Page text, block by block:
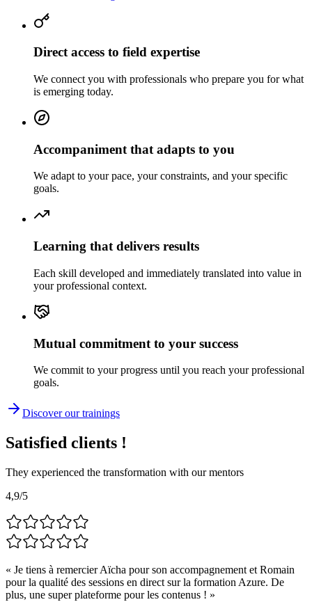
Direct access to field expertise
We connect you with professionals who prepare you for what
is emerging today.
Accompaniment that adapts to you
We adapt to your pace, your constraints, and your specific
goals.
Learning that delivers results
Each skill developed and immediately translated into value in
your professional context.
Mutual commitment to your success
We commit to your progress until you reach your professional
goals.
Discover our trainings
Satisfied clients !
They experienced the transformation with our mentors
4,9/5
« Je tiens à remercier Aïcha pour son accompagnement et Romain
pour la qualité des sessions en direct sur la formation Azure. De
plus, une super plateforme pour les contenus ! »